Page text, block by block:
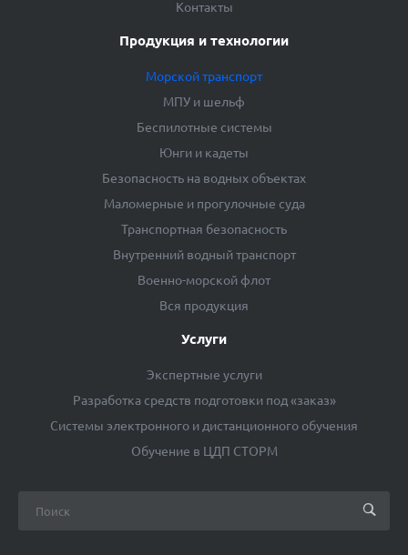
Контакты
Продукция и технологии
Морской транспорт
МПУ и шельф
Беспилотные системы
Юнги и кадеты
Безопасность на водных объектах
Маломерные и прогулочные суда
Транспортная безопасность
Внутренний водный транспорт
Военно-морской флот
Вся продукция
Услуги
Экспертные услуги
Разработка средств подготовки под «заказ»
Системы электронного и дистанционного обучения
Обучение в ЦДП СТОРМ